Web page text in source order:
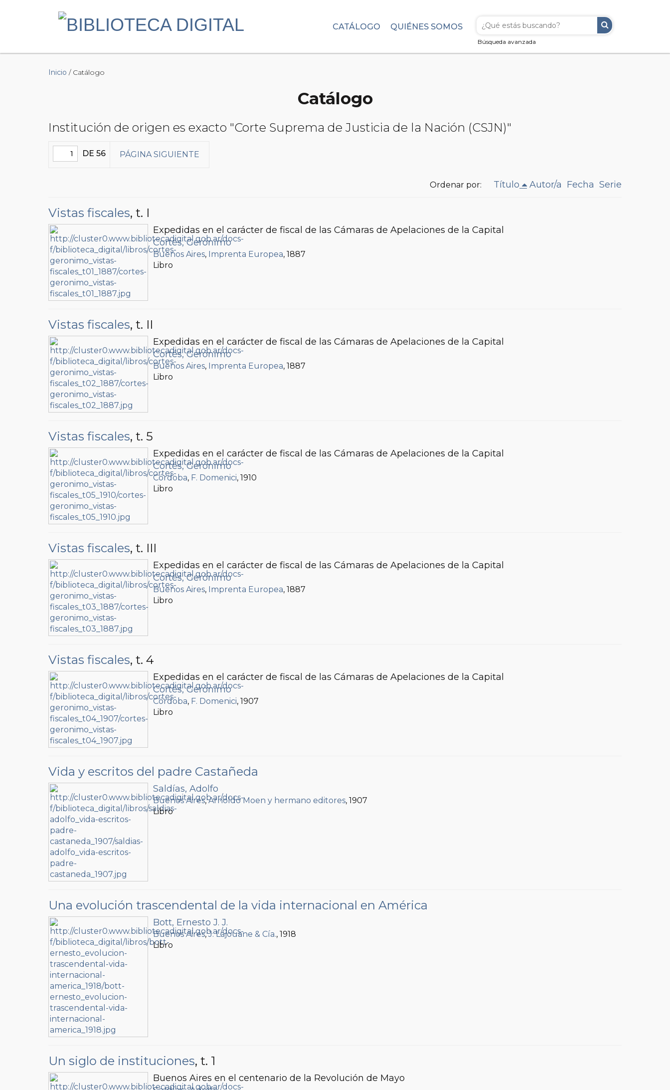
Búsqueda avanzada
CATÁLOGO QUIÉNES SOMOS
Inicio / Catálogo
Catálogo
Institución de origen es exacto "Corte Suprema de Justicia de la Nación (CSJN)"
DE 56 PÁGINA SIGUIENTE
Ordenar por: Título Autor/a Fecha Serie
Vistas fiscales, t. I
Expedidas en el carácter de fiscal de las Cámaras de Apelaciones de la Capital
Cortés, Gerónimo
Buenos Aires, Imprenta Europea, 1887
Libro
Vistas fiscales, t. II
Expedidas en el carácter de fiscal de las Cámaras de Apelaciones de la Capital
Cortés, Gerónimo
Buenos Aires, Imprenta Europea, 1887
Libro
Vistas fiscales, t. 5
Expedidas en el carácter de fiscal de las Cámaras de Apelaciones de la Capital
Cortés, Gerónimo
Córdoba, F. Domenici, 1910
Libro
Vistas fiscales, t. III
Expedidas en el carácter de fiscal de las Cámaras de Apelaciones de la Capital
Cortés, Gerónimo
Buenos Aires, Imprenta Europea, 1887
Libro
Vistas fiscales, t. 4
Expedidas en el carácter de fiscal de las Cámaras de Apelaciones de la Capital
Cortés, Gerónimo
Córdoba, F. Domenici, 1907
Libro
Vida y escritos del padre Castañeda
Saldías, Adolfo
Buenos Aires,Arnoldo Moen y hermano editores, 1907
Libro
Una evolución trascendental de la vida internacional en América
Bott, Ernesto J. J.
Buenos Aires,J. Lajouane & Cía., 1918
Libro
Un siglo de instituciones, t. 1
Buenos Aires en el centenario de la Revolución de Mayo